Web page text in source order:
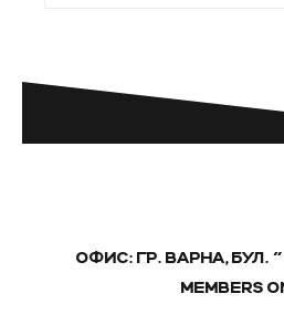
ОФИС: ГР. ВАРНА, БУЛ.
MEMBERS